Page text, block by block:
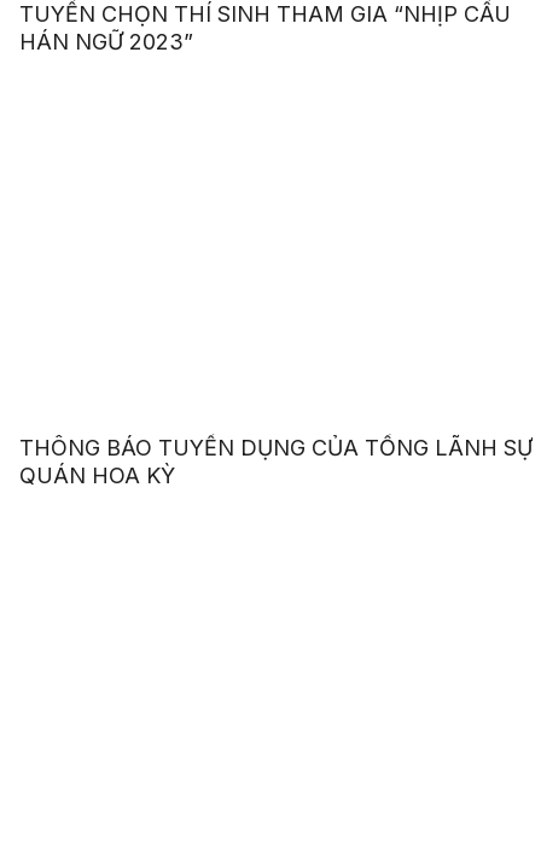
TUYỂN CHỌN THÍ SINH THAM GIA “NHỊP CẦU
HÁN NGỮ 2023”
THÔNG BÁO TUYỂN DỤNG CỦA TỔNG LÃNH SỰ
QUÁN HOA KỲ